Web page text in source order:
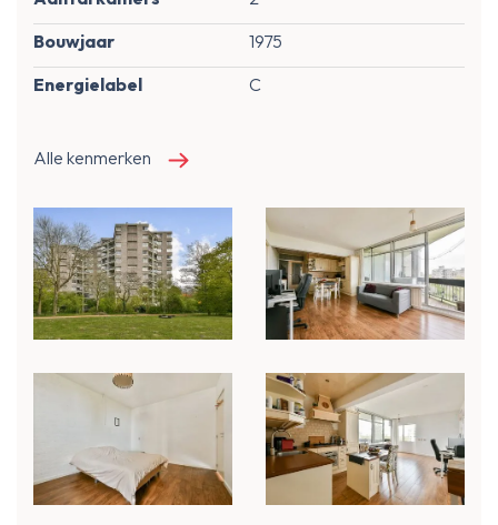
Bouwjaar
1975
Energielabel
C
Alle kenmerken